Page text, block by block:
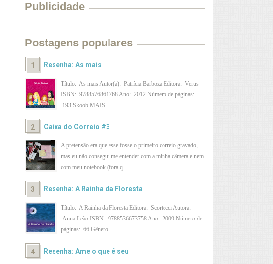
Publicidade
Postagens populares
Resenha: As mais
Título: As mais Autor(a): Patrícia Barboza Editora: Verus
ISBN: 9788576861768 Ano: 2012 Número de páginas:
193 Skoob MAIS ...
Caixa do Correio #3
A pretensão era que esse fosse o primeiro correio gravado,
mas eu não consegui me entender com a minha câmera e nem
com meu notebook (fora q...
Resenha: A Rainha da Floresta
Título: A Rainha da Floresta Editora: Scortecci Autora:
Anna Leão ISBN: 9788536673758 Ano: 2009 Número de
páginas: 66 Gênero...
Resenha: Ame o que é seu